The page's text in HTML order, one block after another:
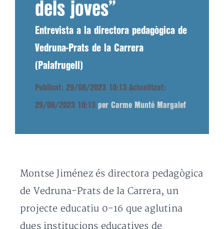
dels joves”
Entrevista a la directora pedagògica de
Vedruna-Prats de la Carrera
(Palafrugell)
Publicat: 29/08/2023 10:13 Actualitzat:
29/08/2023 10:13 per Carme Munté Margalef
Montse Jiménez és directora pedagògica
de Vedruna-Prats de la Carrera, un
projecte educatiu 0-16 que aglutina
dues institucions educatives de